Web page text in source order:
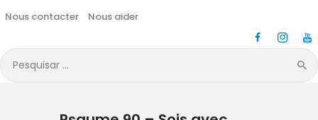
Nous contacter
Nous aider
Pesquisar
por:
Vidéos
Boutique en ligne